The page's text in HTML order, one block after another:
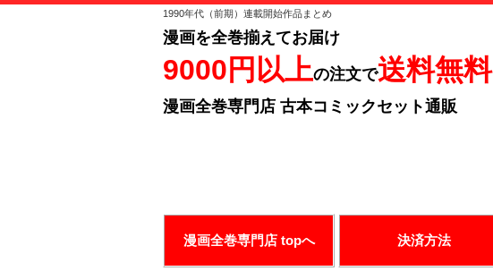
1990年代（前期）連載開始作品まとめ
漫画を全巻揃えてお届け
9000円以上の注文で送料無料
漫画全巻専門店 古本コミックセット通販
漫画全巻専門店 topへ 決済方法